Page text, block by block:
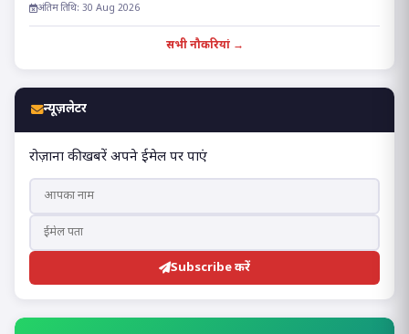
अंतिम तिथि: 30 Aug 2026
सभी नौकरियां →
न्यूज़लेटर
रोज़ाना की खबरें अपने ईमेल पर पाएं
Subscribe करें